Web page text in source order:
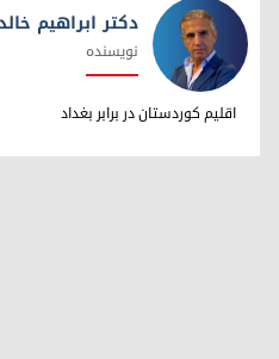
دکتر ابراهیم خالد
دکتر ابراهیم
نویسنده
اقلیم کوردستان در برابر بغداد